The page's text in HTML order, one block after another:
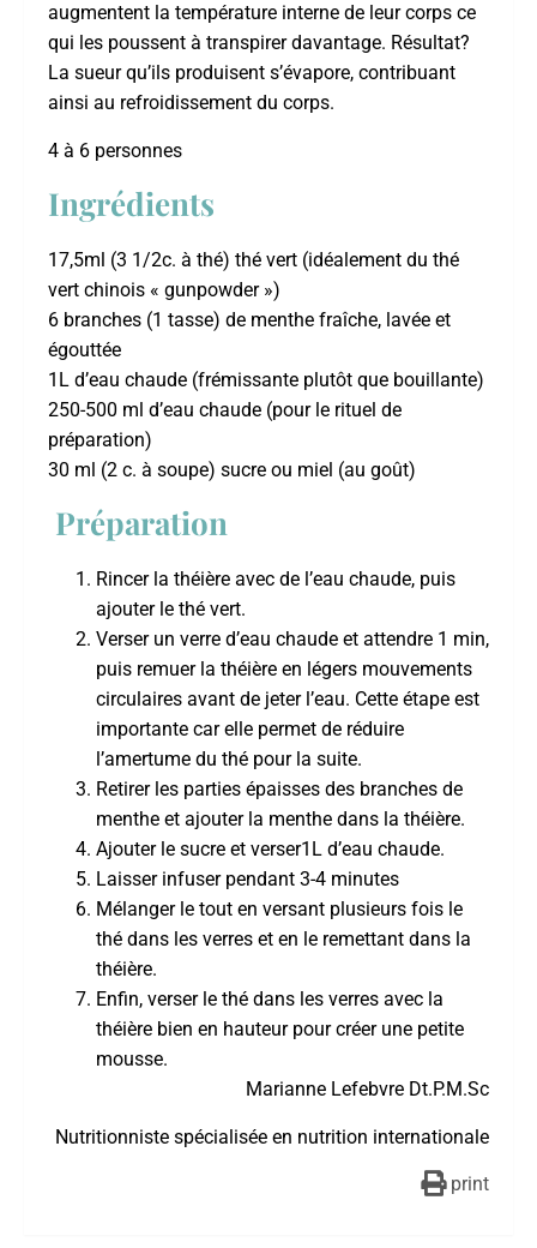
augmentent la température interne de leur corps ce
qui les poussent à transpirer davantage. Résultat?
La sueur qu’ils produisent s’évapore, contribuant
ainsi au refroidissement du corps.
4 à 6 personnes
Ingrédients
17,5ml (3 1/2c. à thé) thé vert (idéalement du thé
vert chinois « gunpowder »)
6 branches (1 tasse) de menthe fraîche, lavée et
égouttée
1L d’eau chaude (frémissante plutôt que bouillante)
250-500 ml d’eau chaude (pour le rituel de
préparation)
30 ml (2 c. à soupe) sucre ou miel (au goût)
Préparation
Rincer la théière avec de l’eau chaude, puis
ajouter le thé vert.
Verser un verre d’eau chaude et attendre 1 min,
puis remuer la théière en légers mouvements
circulaires avant de jeter l’eau. Cette étape est
importante car elle permet de réduire
l’amertume du thé pour la suite.
Retirer les parties épaisses des branches de
menthe et ajouter la menthe dans la théière.
Ajouter le sucre et verser1L d’eau chaude.
Laisser infuser pendant 3-4 minutes
Mélanger le tout en versant plusieurs fois le
thé dans les verres et en le remettant dans la
théière.
Enfin, verser le thé dans les verres avec la
théière bien en hauteur pour créer une petite
mousse.
Marianne Lefebvre Dt.P.M.Sc
Nutritionniste spécialisée en nutrition internationale
print